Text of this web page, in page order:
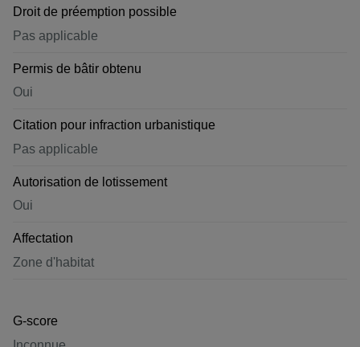
Droit de préemption possible
Pas applicable
Permis de bâtir obtenu
Oui
Citation pour infraction urbanistique
Pas applicable
Autorisation de lotissement
Oui
Affectation
Zone d'habitat
G-score